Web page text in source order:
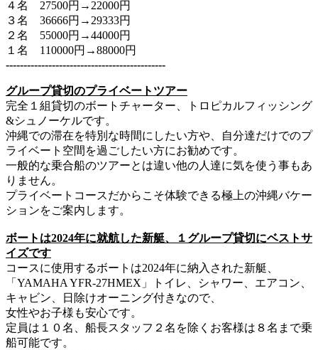
４名 27500円→22000円
３名 36666円→29333円
２名 55000円→44000円
１名 110000円→88000円
‐‐‐‐‐‐‐‐‐‐‐‐‐‐‐‐‐‐‐‐‐‐‐‐‐‐‐‐‐‐‐‐‐‐‐‐‐‐‐‐‐‐‐‐‐
グループ貸切のプライベートツアー
完全１組貸切のボートチャーター、トロピカルフィッシング
&シュノーケルです。
沖縄での滞在を特別な時間にしたい方や、自分達だけでのプ
ライベート空間を過ごしたい方にお勧めです。
一般的な乗合船のツアーとは違い他の人達に気を使う事もあ
りません。
プライベートコースだからこそ体験できる極上の沖縄バケー
ションをご案内します。
ボートは2024年に就航した新艇、１グループ貸切にベストサ
イズです
コースに使用するボートは2024年に納入された新艇、
「YAMAHA YFR-27HMEX」トイレ、シャワー、エアコン、
キャビン、日除けオーニング付きなので、
女性やお子様も安心です。
定員は１０名、船長スタッフ２名を除くお客様は８名まで乗
船可能です。